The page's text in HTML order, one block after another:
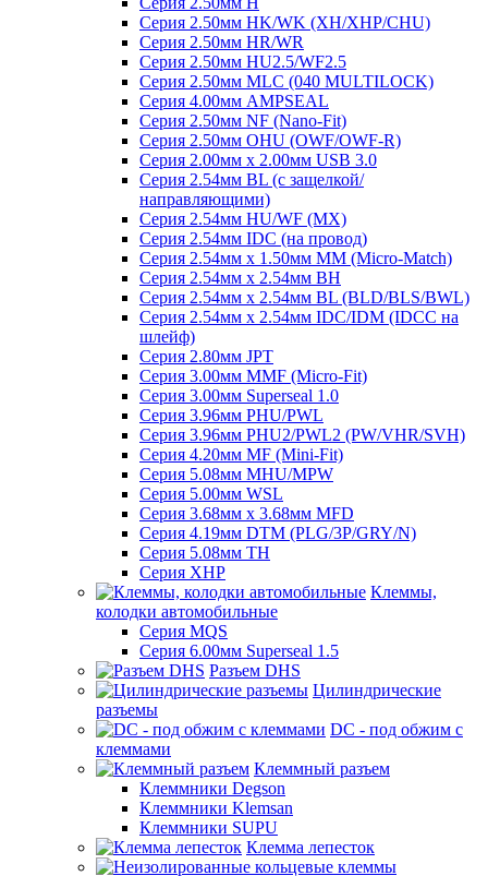
Серия 2.50мм HK/WK (XH/XHP/CHU)
Серия 2.50мм HR/WR
Серия 2.50мм HU2.5/WF2.5
Серия 2.50мм MLC (040 MULTILOCK)
Серия 4.00мм AMPSEAL
Серия 2.50мм NF (Nano-Fit)
Серия 2.50мм OHU (OWF/OWF-R)
Серия 2.00мм x 2.00мм USB 3.0
Серия 2.54мм BL (с защелкой/
направляющими)
Серия 2.54мм HU/WF (MX)
Серия 2.54мм IDC (на провод)
Серия 2.54мм х 1.50мм MM (Micro-Match)
Серия 2.54мм х 2.54мм BH
Серия 2.54мм х 2.54мм BL (BLD/BLS/BWL)
Серия 2.54мм х 2.54мм IDC/IDM (IDCC на
шлейф)
Серия 2.80мм JPT
Серия 3.00мм MMF (Micro-Fit)
Серия 3.00мм Superseal 1.0
Серия 3.96мм PHU/PWL
Серия 3.96мм PHU2/PWL2 (PW/VHR/SVH)
Серия 4.20мм MF (Mini-Fit)
Серия 5.08мм MHU/MPW
Серия 5.00мм WSL
Серия 3.68мм х 3.68мм MFD
Серия 4.19мм DTM (PLG/3P/GRY/N)
Серия 5.08мм TH
Серия XHP
Клеммы,
колодки автомобильные
Серия MQS
Серия 6.00мм Superseal 1.5
Разъем DHS
Цилиндрические
разъемы
DC - под обжим с
клеммами
Клеммный разъем
Клеммники Degson
Клеммники Klemsan
Клеммники SUPU
Клемма лепесток